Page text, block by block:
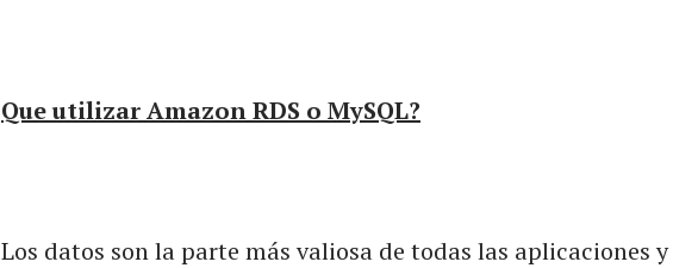
Que utilizar Amazon RDS o MySQL?
Los datos son la parte más valiosa de todas las aplicaciones